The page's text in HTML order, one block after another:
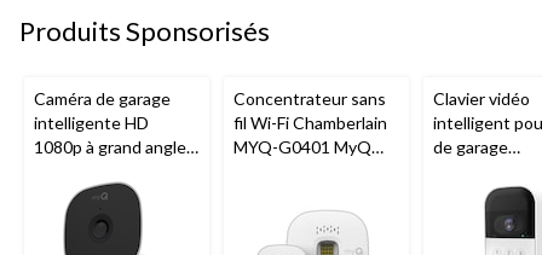
Produits Sponsorisés
Caméra de garage
intelligente HD
1080p à grand angle
nocturne, résistante
aux intempéries
Concentrateur sans
fil Wi-Fi Chamberlain
MYQ-G0401 MyQ
Clavier vidéo
intelligent
de garage
nocturne,
aux